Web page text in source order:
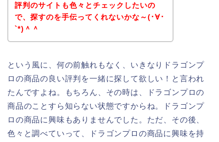
評判のサイトも色々とチェックしたいの
で、探すのを手伝ってくれないかな～(･∀･
`*)＾＾
という風に、何の前触れもなく、いきなりドラゴンプ
ロの商品の良い評判を一緒に探して欲しい！と言われ
たんですよね。もちろん、その時は、ドラゴンプロの
商品のことすら知らない状態ですからね。ドラゴンプ
ロの商品に興味もありませんでした。ただ、その後、
色々と調べていって、ドラゴンプロの商品に興味を持